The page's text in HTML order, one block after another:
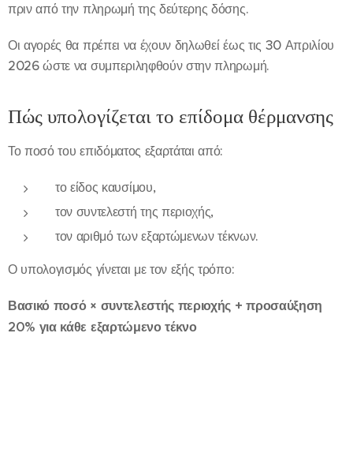
πριν από την πληρωμή της δεύτερης δόσης.
Οι αγορές θα πρέπει να έχουν δηλωθεί έως τις 30 Απριλίου
2026 ώστε να συμπεριληφθούν στην πληρωμή.
Πώς υπολογίζεται το επίδομα θέρμανσης
Το ποσό του επιδόματος εξαρτάται από:
το είδος καυσίμου,
τον συντελεστή της περιοχής,
τον αριθμό των εξαρτώμενων τέκνων.
Ο υπολογισμός γίνεται με τον εξής τρόπο:
Βασικό ποσό × συντελεστής περιοχής + προσαύξηση
20% για κάθε εξαρτώμενο τέκνο